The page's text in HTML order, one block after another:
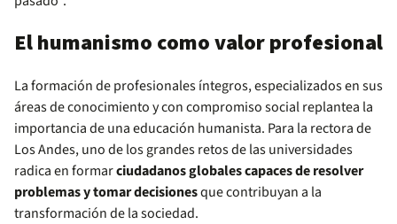
El humanismo como valor profesional
La formación de profesionales íntegros, especializados en sus
áreas de conocimiento y con compromiso social replantea la
importancia de una educación humanista. Para la rectora de
Los Andes, uno de los grandes retos de las universidades
radica en formarciudadanos globales capaces de resolver
problemas y tomar decisionesque contribuyan a la
transformación de la sociedad.